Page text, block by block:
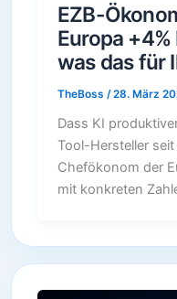
EZB-
Europa
was das für
TheBoss /28. März
Dass KI
Tool-Hersteller
Chefökonom der
mit konkreten